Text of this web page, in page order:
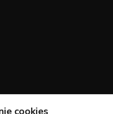
cookies